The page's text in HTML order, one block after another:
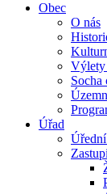
Obec
O nás
Socha
Úřad
Úřední